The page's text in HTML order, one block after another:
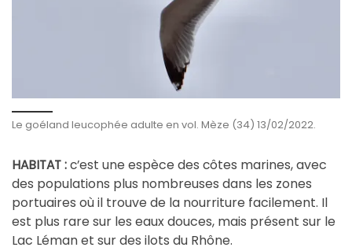
Le goéland leucophée adulte en vol. Mèze (34) 13/02/2022.
HABITAT :c’est une espèce des côtes marines, avec
des populations plus nombreuses dans les zones
portuaires où il trouve de la nourriture facilement. Il
est plus rare sur les eaux douces, mais présent sur le
Lac Léman et sur des ilots du Rhône.